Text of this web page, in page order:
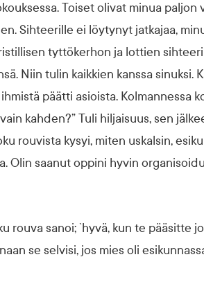
Toiset olivat minua paljon
Sihteerille ei löytynyt jatkajaa,
tyttökerhon ja lottien
Niin tulin kaikkien kanssa sinuksi.
päätti asioista. Kolmannessa
kahden?” Tuli hiljaisuus, sen
rouvista kysyi, miten uskalsin,
Olin saanut oppini hyvin
rouva sanoi; `hyvä, kun te pääsitte
se selvisi, jos mies oli